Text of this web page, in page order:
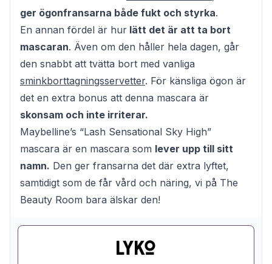
ger ögonfransarna både fukt och styrka.
En annan fördel är hur lätt det är att ta bort
mascaran. Även om den håller hela dagen, går
den snabbt att tvätta bort med vanliga
sminkborttagningsservetter. För känsliga ögon är
det en extra bonus att denna mascara är
skonsam och inte irriterar.
Maybelline’s “Lash Sensational Sky High”
mascara är en mascara som lever upp till sitt
namn. Den ger fransarna det där extra lyftet,
samtidigt som de får vård och näring, vi på The
Beauty Room bara älskar den!